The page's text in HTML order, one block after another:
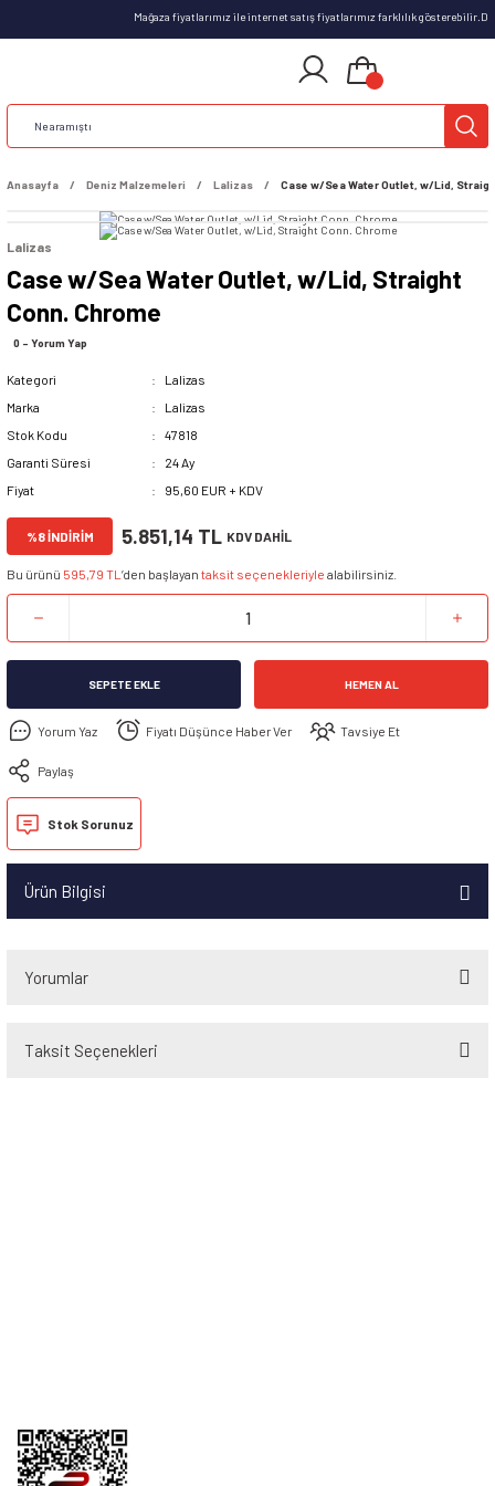
Mağaza fiyatlarımız ile internet satış fiyatlarımız farklılık
Anasayfa Deniz Malzemeleri Lalizas Case w/Sea Water Outlet, w/Lid,
Lalizas
Case w/Sea Water Outlet, w/Lid, Straight
Conn. Chrome
0 - Yorum Yap
Kategori
Lalizas
Marka
Lalizas
Stok Kodu
47818
Garanti Süresi
24 Ay
Fiyat
95,60 EUR + KDV
%8 İNDİRİM 5.851,14 TL KDV DAHİL
Bu ürünü 595,79 TL ’den başlayan taksit seçenekleriyle alabilirsiniz.
SEPETE EKLE HEMEN AL
Yorum Yaz Fiyatı Düşünce Haber Ver Tavsiye Et
Paylaş
Stok Sorunuz
Ürün Bilgisi
Yorumlar
Taksit Seçenekleri